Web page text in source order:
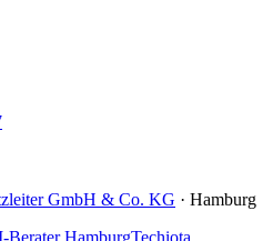
GmbH & Co. KG · Hamburg